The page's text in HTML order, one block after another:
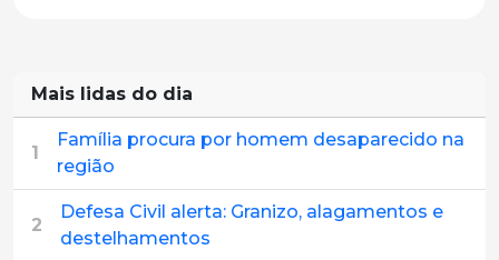
Mais lidas do dia
1
Família procura por homem desaparecido na
região
2
Defesa Civil alerta: Granizo, alagamentos e
destelhamentos